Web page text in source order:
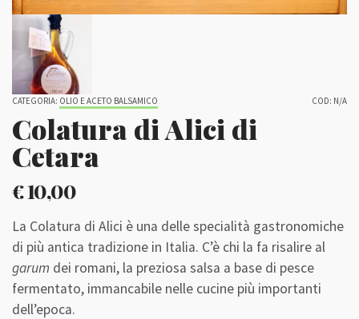
COD: N/A
CATEGORIA: OLIO E ACETO BALSAMICO
Colatura di Alici di
Cetara
€10,00
La Colatura di Alici è una delle specialità gastronomiche
di più antica tradizione in Italia. C’è chi la fa risalire al
garum dei romani, la preziosa salsa a base di pesce
fermentato, immancabile nelle cucine più importanti
dell’epoca.